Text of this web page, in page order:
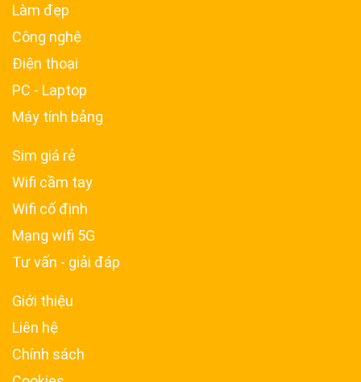
Làm đẹp
Công nghệ
Điện thoại
PC - Laptop
Máy tính bảng
Sim giá rẻ
Wifi cầm tay
Wifi cố định
Mạng wifi 5G
Tư vấn - giải đáp
Giới thiệu
Liên hệ
Chính sách